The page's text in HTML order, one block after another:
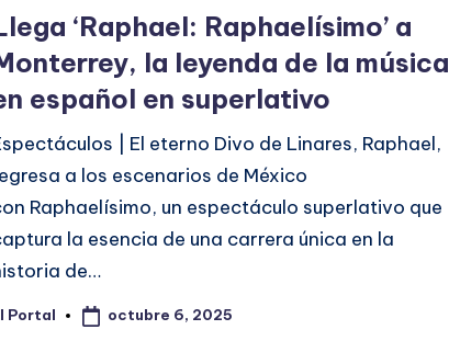
‘Raphael: Raphaelísimo’ a
la leyenda de la música
español en superlativo
| El eterno Divo de Linares, Raphael,
a los escenarios de México
Raphaelísimo, un espectáculo superlativo que
la esencia de una carrera única en la
de…
Portal octubre 6, 2025